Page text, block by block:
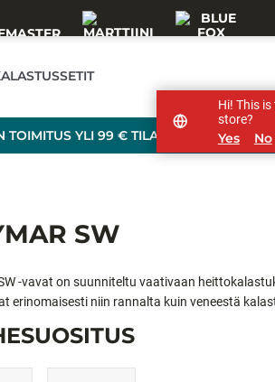
TOIMITUS YLI 99 € TILAUKSILLE!
SW
-vavat on suunniteltu vaativaan
erinomaisesti niin rannalta kuin veneestä
tärppien tunnistamiseen. asapainoinen
Hi! This
store?
Yes No